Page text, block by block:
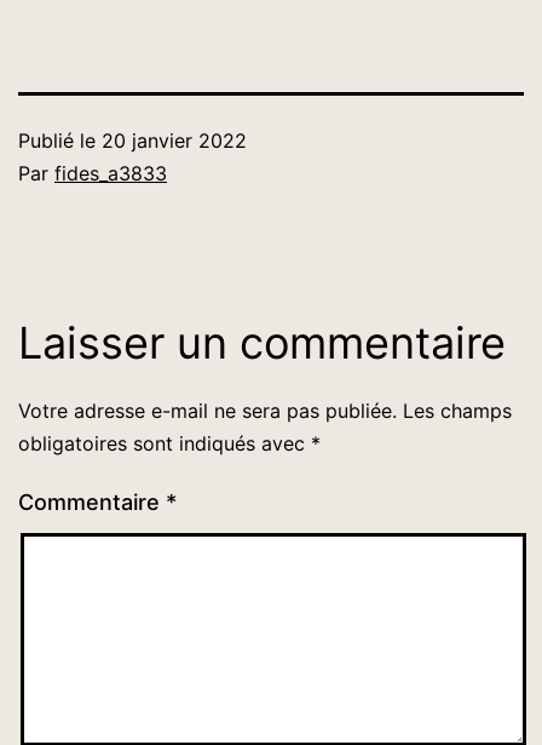
Publié le 20 janvier 2022
Par fides_a3833
Laisser un commentaire
Votre adresse e-mail ne sera pas publiée. Les champs
obligatoires sont indiqués avec *
Commentaire *